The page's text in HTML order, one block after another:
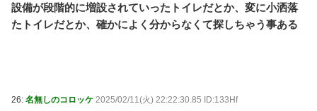
設備が段階的に増設されていったトイレだとか、変に小洒落
たトイレだとか、確かによく分からなくて探しちゃう事ある
26: 名無しのコロッケ 2025/02/11(火) 22:22:30.85 ID:133Hf